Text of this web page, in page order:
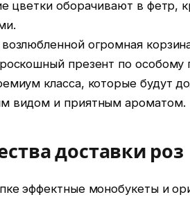
цветки оборачивают в фетр,
огромная
презент по особому
класса, которые будут
видом и приятным ароматом.
доставки роз
эффектные монобукеты и